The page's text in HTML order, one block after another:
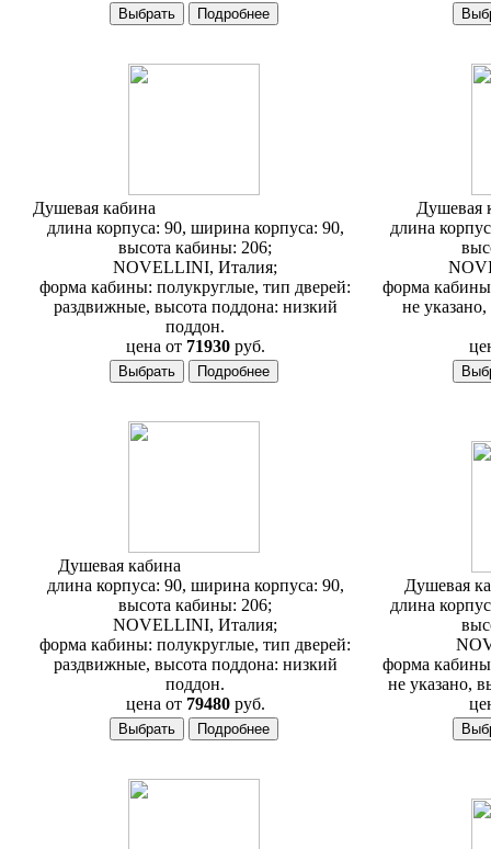
Душевая кабина
длина корпуса: 90, ширина корпуса: 90,
высота кабины: 206;
NOVELLINI, Италия;
форма кабины: полукруглые, тип дверей:
раздвижные, высота поддона: низкий
поддон.
цена от71930 руб.
Душевая
длина
форма
не
Душевая кабина
длина корпуса: 90, ширина корпуса: 90,
высота кабины: 206;
NOVELLINI, Италия;
форма кабины: полукруглые, тип дверей:
раздвижные, высота поддона: низкий
поддон.
цена от79480 руб.
Душевая
длина
форма
не указано,